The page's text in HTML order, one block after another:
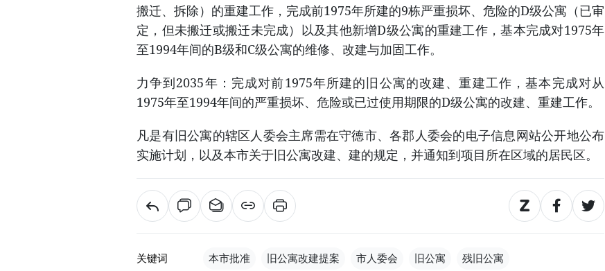
搬迁、拆除）的重建工作，完成前1975年所建的9栋严重损坏、危险的D级公寓（已审
定，但未搬迁或搬迁未完成）以及其他新增D级公寓的重建工作，基本完成对1975年
至1994年间的B级和C级公寓的维修、改建与加固工作。
力争到2035年：完成对前1975年所建的旧公寓的改建、重建工作，基本完成对从
1975年至1994年间的严重损坏、危险或已过使用期限的D级公寓的改建、重建工作。
凡是有旧公寓的辖区人委会主席需在守德市、各郡人委会的电子信息网站公开地公布
实施计划，以及本市关于旧公寓改建、建的规定，并通知到项目所在区域的居民区。
关键词 本市批准 旧公寓改建提案 市人委会 旧公寓 残旧公寓